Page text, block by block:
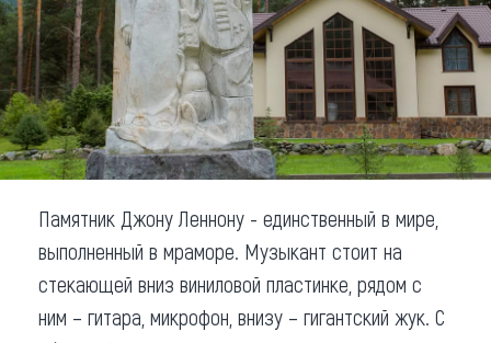
Другие рубрики
Памятник Джону Леннону - единственный в мире,
выполненный в мраморе. Музыкант стоит на
стекающей вниз виниловой пластинке, рядом с
ним – гитара, микрофон, внизу – гигантский жук. С